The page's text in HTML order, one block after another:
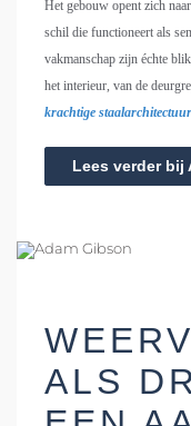
Het gebouw opent zich
schil die functioneert als
vakmanschap zijn échte
het interieur, van de
krachtige
Lees verder bij
ALS